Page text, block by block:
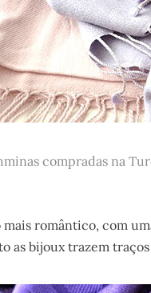
compradas na
mais romântico, com
as bijoux trazem